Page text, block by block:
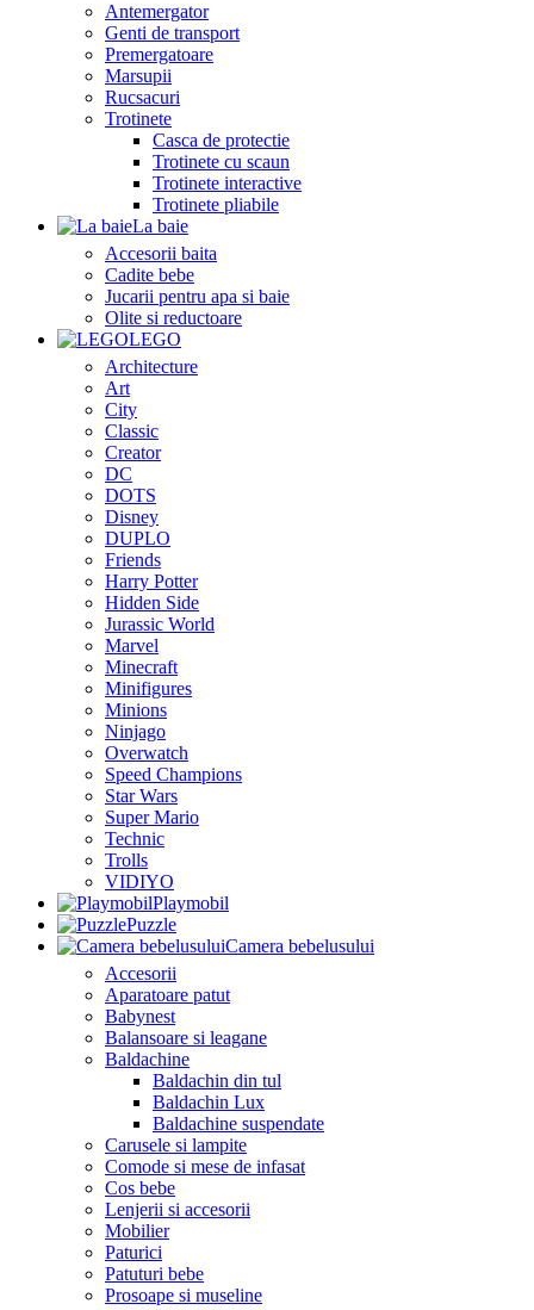
Antemergator
Genti de transport
Premergatoare
Marsupii
Rucsacuri
Trotinete
Casca de protectie
Trotinete cu scaun
Trotinete interactive
Trotinete pliabile
La baie
Accesorii baita
Cadite bebe
Jucarii pentru apa si baie
Olite si reductoare
LEGO
Architecture
Art
City
Classic
Creator
DC
DOTS
Disney
DUPLO
Friends
Harry Potter
Hidden Side
Jurassic World
Marvel
Minecraft
Minifigures
Minions
Ninjago
Overwatch
Speed Champions
Star Wars
Super Mario
Technic
Trolls
VIDIYO
Playmobil
Puzzle
Camera bebelusului
Accesorii
Aparatoare patut
Babynest
Balansoare si leagane
Baldachine
Baldachin din tul
Baldachin Lux
Baldachine suspendate
Carusele si lampite
Comode si mese de infasat
Cos bebe
Lenjerii si accesorii
Mobilier
Paturici
Patuturi bebe
Prosoape si museline